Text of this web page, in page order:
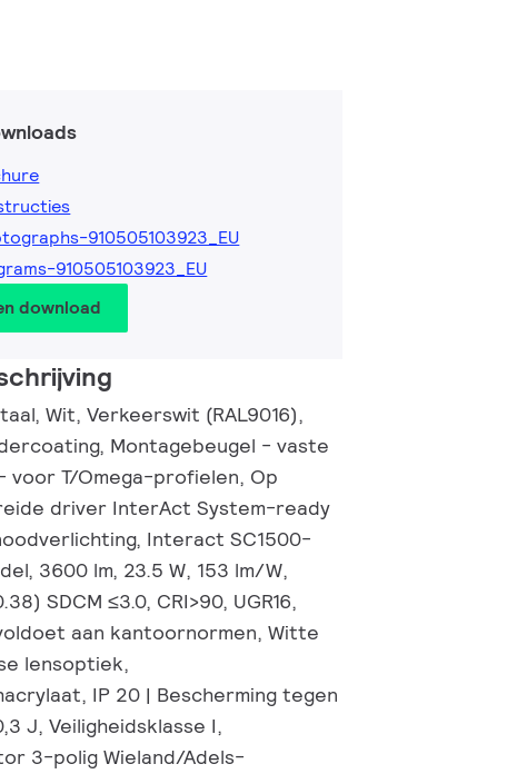
910505103923_EU
910505103923_EU
download
Wit, Verkeerswit (RAL9016),
Montagebeugel - vaste
voor T/Omega-profielen, Op
driver InterAct System-ready
Interact SC1500-
3600 lm, 23.5 W, 153 lm/W,
SDCM ≤3.0, CRI>90, UGR16,
aan kantoornormen, Witte
lensoptiek,
IP 20 | Bescherming tegen
J, Veiligheidsklasse I,
3-polig Wieland/Adels-